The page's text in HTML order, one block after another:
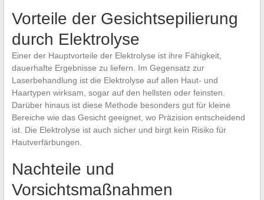
Vorteile der Gesichtsepilierung
durch Elektrolyse
Einer der Hauptvorteile der Elektrolyse ist ihre Fähigkeit,
dauerhafte Ergebnisse zu liefern. Im Gegensatz zur
Laserbehandlung ist die Elektrolyse auf allen Haut- und
Haartypen wirksam, sogar auf den hellsten oder feinsten.
Darüber hinaus ist diese Methode besonders gut für kleine
Bereiche wie das Gesicht geeignet, wo Präzision entscheidend
ist. Die Elektrolyse ist auch sicher und birgt kein Risiko für
Hautverfärbungen.
Nachteile und
Vorsichtsmaßnahmen